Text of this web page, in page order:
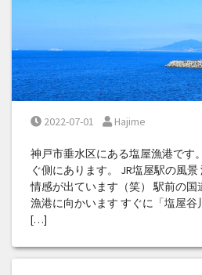
Posted on
2022-07-01 Posted by
Hajime
神戸市垂水区にある塩屋漁港です
ぐ側にあります。 JR塩屋駅の風
情感が出ています（笑） 駅前の国
漁港に向かいます すぐに「塩屋谷
[…]